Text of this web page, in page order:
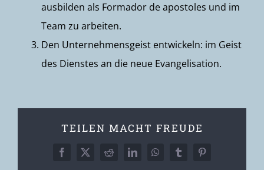
ausbilden als Formador de apostoles und im
Team zu arbeiten.
Den Unternehmensgeist entwickeln: im Geist
des Dienstes an die neue Evangelisation.
TEILEN MACHT FREUDE
Facebook
X RedditLinkedInWhatsAppTumblrPinterest